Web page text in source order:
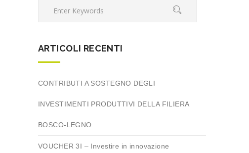
ARTICOLI RECENTI
CONTRIBUTI A SOSTEGNO DEGLI
INVESTIMENTI PRODUTTIVI DELLA FILIERA
BOSCO-LEGNO
VOUCHER 3I – Investire in innovazione